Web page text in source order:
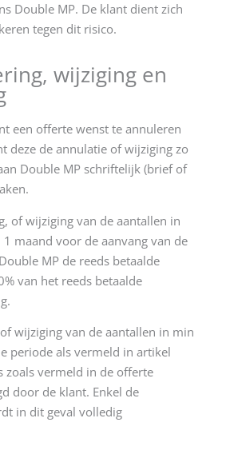
Double MP. De klant dient zich
tegen dit risico.
wijziging en
een offerte wenst te annuleren
deze de annulatie of wijziging zo
Double MP schriftelijk (brief of
of wijziging van de aantallen in
maand voor de aanvang van de
MP de reeds betaalde
van het reeds betaalde
wijziging van de aantallen in min
periode als vermeld in artikel
zoals vermeld in de offerte
door de klant. Enkel de
in dit geval volledig